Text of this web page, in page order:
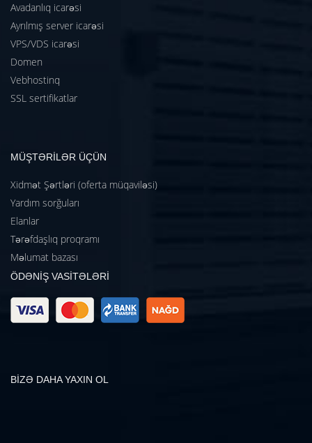
Avadanlıq icarəsi
Ayrılmış server icarəsi
VPS/VDS icarəsi
Domen
Vebhostinq
SSL sertifikatlar
MÜŞTƏRİLƏR ÜÇÜN
Xidmət Şərtləri (oferta müqaviləsi)
Yardım sorğuları
Elanlar
Tərəfdaşlıq proqramı
Məlumat bazası
ÖDƏNİŞ VASİTƏLƏRİ
BİZƏ DAHA YAXIN OL